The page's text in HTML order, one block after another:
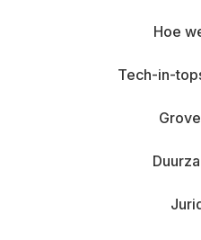
Hoe
Tech-in-